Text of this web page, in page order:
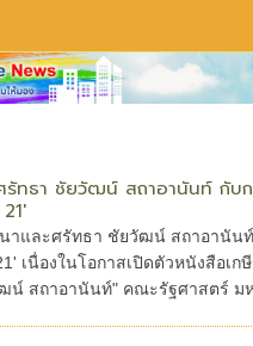
รัทธา ชัยวัฒน์ สถาอานันท์ กับก
าและศรัทธา ชัยวัฒน์ สถาอานันท์
เนื่องในโอกาสเปิดตัวหนังสือเก
น์ สถาอานันท์" คณะรัฐศาสตร์ มห